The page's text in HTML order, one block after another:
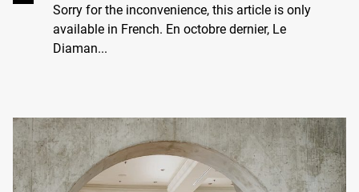
Sorry for the inconvenience, this article is only
available in French. En octobre dernier, Le
Diaman...